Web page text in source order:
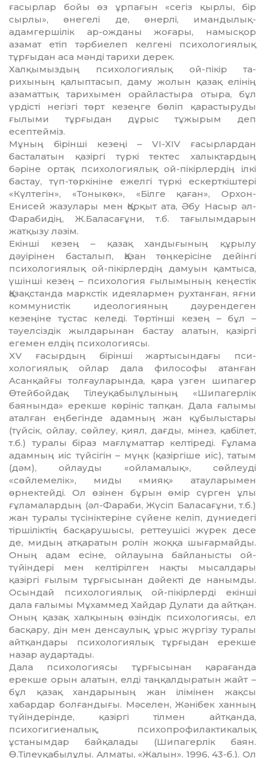
ға­сырлар бойы өз ұрпағын «сегіз қырлы, бір
сырлы», өнегелі де, өнерлі, имандылық-
адамгершілік ар-ожданы жоғары, намыс­қор
азамат етіп тәрбиелеп келгені психо­ло­гиялық
тұрғыдан аса мәнді тарихи де­­­­­рек.
Халқымыздың психологиялық ой-пікір та­
рихының қалыптасып, даму жолын қа­зақ елінің
азаматтық тарихымен орайлас­тыра отыра, бұл
үрдісті негізгі төрт ке­зең­­ге бөліп қарастыруды
ғылыми тұр­­­ғыдан дұрыс тұжырым деп
есептейміз.
Мұның бірінші кезеңі – VІ-ХIV ғасыр­лар­дан
басталатын қазіргі түркі тектес ха­лықтардың
бәріне ортақ психологиялық ой-пікірлердің ілкі
бастау, түп-төркініне ежел­гі түркі ескерткіштері
«Күлтегін», «То­ныкөк», «Білге қаған», Орхон-
Енисей жазу­лары мен Қорқыт ата, Әбу Насыр әл-
Фа­ра­бидің, Ж.Баласағұни, т.б. та­ғы­лым­дарын
жатқызу ләзім.
Екінші кезең – қазақ хандығының құ­рылу
дәуірінен басталып, Қазан төң­ке­рісіне дейінгі
психологиялық ой-пікір­лер­дің дамуын қамтыса,
үшінші кезең – психология ғылымының кеңестік
Қазақстанда маркстік идеялармен рухтанған, яғни
ком­мунистік идеологияның дәурендеген
кезеңіне тұстас келеді. Төртінші кезең – бұл –
тәуелсіздік жылдарынан бастау ала­тын, қазіргі
егемен елдің психологиясы.
XV ғасырдың бірінші жартысындағы пси­­
хологиялық ойлар дала философы атан­ған
Асанқайғы толғауларында, қара үз­ген шипагер
Өтейбойдақ Тілеуқа­был­ұлының «Шипагерлік
баянында» ерекше кө­рініс тапқан. Дала ғалымы
аталған ең­бегінде адамның жан құбылыстары
(түй­сік, ойлау, сөйлеу, қиял, дағды, мінез, қа­­­білет,
т.б.) туралы біраз мағлұматтар кел­тіреді. Ғұлама
адамның иіс түйсігін – мүңк (қазіргіше иіс), татым
(дәм), ойлауды «ойламалық», сөйлеуді
«сөйлемелік», ми­ды «мияқ» атауларымен
өрнектейді. Ол өзі­нен бұрын өмір сүрген ұлы
ғұлама­лар­дың (әл-Фараби, Жүсіп Баласағұни, т.б.)
жан туралы түсініктеріне сүйене келіп, дү­ниедегі
тіршіліктің басқарушысы, рет­теушісі жүрек десе
де, мидың атқаратын ролін жоққа шығармайды.
Оның адам есіне, ойлауына байланысты ой-
түйіндері мен келтірілген нақты мысалдары
қазіргі ғылым тұрғысынан дәйекті де нанымды.
Осындай психологиялық ой-пікірлерді екін­ші
дала ғалымы Мұхаммед Хайдар Ду­лати да айтқан.
Оның қазақ халқының өзіндік психологиясы, ел
басқару, дін мен денсаулық, ұрыс жүргізу туралы
айтқан­дары психологиялық тұрғыдан ерекше
назар аудартады.
Дала психологиясы тұрғысынан қа­ра­ғанда
ерекше орын алатын, елді таң­қал­ды­ратын жайт –
бұл қазақ хандарының жан ілі­мінен жақсы
хабардар болғандығы. Мә­селен, Жәнібек ханның
түйіндерінде, қазіргі тілмен айтқанда,
психогигиеналық, психопрофилактикалық
ұстанымдар бай­қалады (Шипагерлік баян.
Ө.Тілеуқа­был­ұлы. Алматы, «Жалын». 1996, 43-б.). Ол